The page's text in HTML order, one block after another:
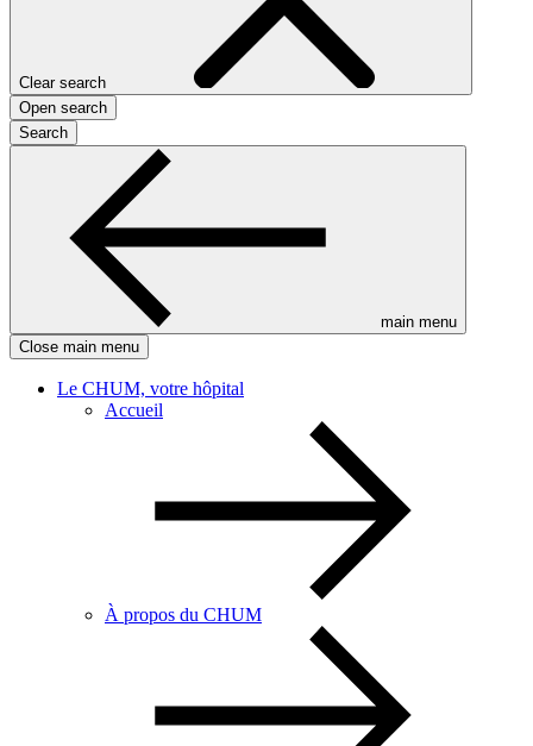
Clear search
Open search
Search
main menu
Close main menu
Le CHUM, votre hôpital
Accueil
À propos du CHUM